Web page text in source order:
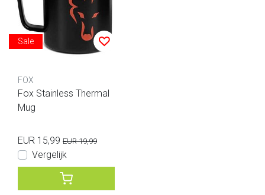
Sale
FOX
Fox Stainless Thermal
Mug
EUR 15,99 EUR 19,99
Vergelijk